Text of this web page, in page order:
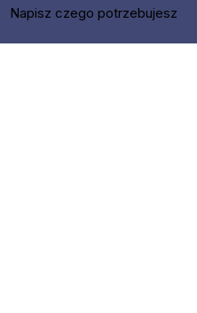
Napisz czego potrzebujesz